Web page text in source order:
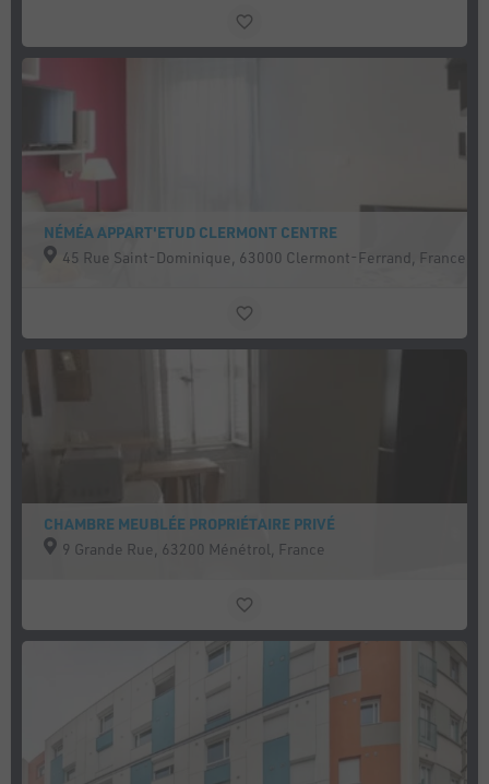
NÉMÉA APPART'ETUD CLERMONT CENTRE
45 Rue Saint-Dominique, 63000 Clermont-Ferrand, France
CHAMBRE MEUBLÉE PROPRIÉTAIRE PRIVÉ
9 Grande Rue, 63200 Ménétrol, France